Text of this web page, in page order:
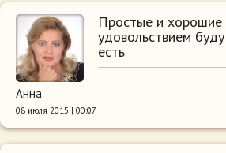
Простые и хорошие
удовольствием
есть
Анна
08 июля 2015 | 00:07